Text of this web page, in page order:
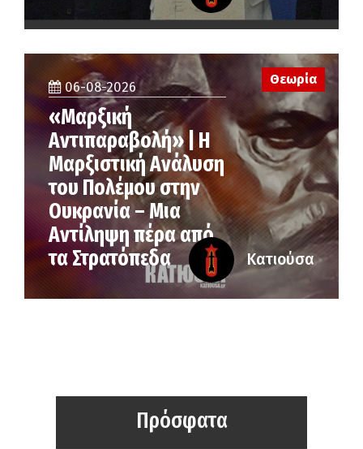
06-08-2026
«Μαρξική
Αντιπαραβολή» | Η
Μαρξιστική Ανάλυση
του Πολέμου στην
Ουκρανία – Μια
Αντίληψη πέρα από
τα Στρατόπεδα
Θεωρία
Κατιούσα
Πρόσφατα